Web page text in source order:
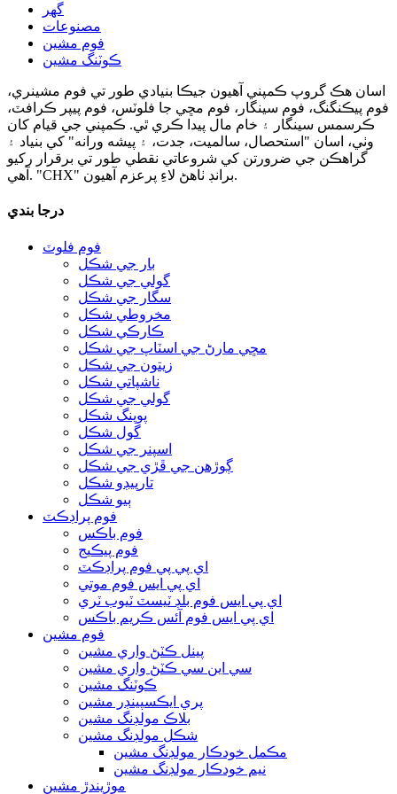
گھر
مصنوعات
فوم مشين
ڪوٽنگ مشين
اسان هڪ گروپ ڪمپني آهيون جيڪا بنيادي طور تي فوم مشينري،
فوم پيڪنگنگ، فوم سينگار، فوم مڇي جا فلوٽس، فوم پيپر ڪرافٽ،
ڪرسمس سينگار ۽ خام مال پيدا ڪري ٿي. ڪمپني جي قيام کان
وٺي، اسان "استحصال، سالميت، جدت، ۽ پيشه ورانه" کي بنياد ۽
گراهڪن جي ضرورتن کي شروعاتي نقطي طور تي برقرار رکيو
آهي. "CHX" برانڊ ٺاهڻ لاءِ پرعزم آهيون.
درجا بندي
فوم فلوٽ
بار جي شڪل
گولي جي شڪل
سگار جي شڪل
مخروطي شڪل
ڪارڪي شڪل
مڇي مارڻ جي اسٽاپ جي شڪل
زيتون جي شڪل
ناشپاتي شڪل
گولي جي شڪل
پوپنگ شڪل
گول شڪل
اسپنر جي شڪل
ڳوڙهن جي ڦڙي جي شڪل
تارپيڊو شڪل
ٻيو شڪل
فوم پراڊڪٽ
فوم باڪس
فوم پيڪيج
اي پي پي فوم پراڊڪٽ
اي پي ايس فوم موتي
اي پي ايس فوم بلڊ ٽيسٽ ٽيوب ٽري
اي پي ايس فوم آئس ڪريم باڪس
فوم مشين
پينل ڪٽڻ واري مشين
سي اين سي ڪٽڻ واري مشين
ڪوٽنگ مشين
پري ايڪسپينڊر مشين
بلاڪ مولڊنگ مشين
شڪل مولڊنگ مشين
مڪمل خودڪار مولڊنگ مشين
نيم خودڪار مولڊنگ مشين
موڙيندڙ مشين